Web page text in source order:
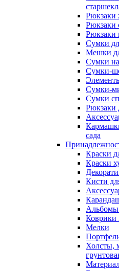
Рюкзаки
Рюкзаки
Рюкзаки
Сумки
Мешки
Сумки
Сумки-
Сумки-
Сумки
Рюкзаки
сада
Краски
Краски
Кисти
Альбомы
Коврики
Мелки
Холсты,